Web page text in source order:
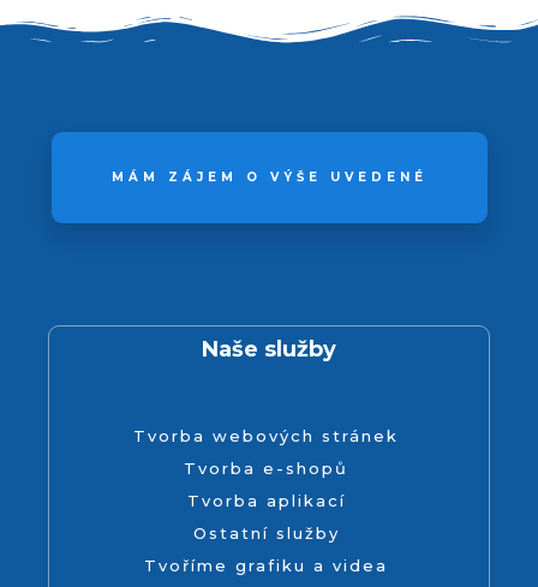
MÁM ZÁJEM O VÝŠE UVEDENÉ
Naše služby
Tvorba webových stránek
Tvorba e-shopů
Tvorba aplikací
Ostatní služby
Tvoříme grafiku a videa